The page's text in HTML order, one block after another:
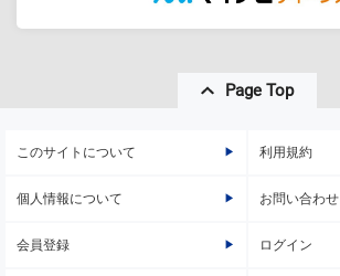
Page Top
このサイトについて 利用規約
個人情報について お問い合わせ
会員登録 ログイン